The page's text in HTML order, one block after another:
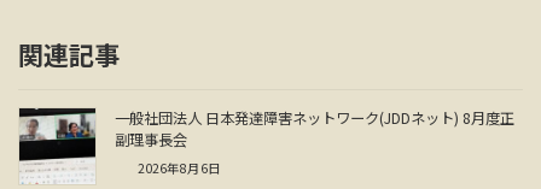
関連記事
一般社団法人 日本発達障害ネットワーク(JDDネット) 8月度正
副理事長会
2026年8月6日